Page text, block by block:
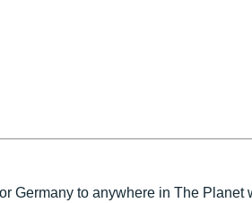
Germany to anywhere in The Planet